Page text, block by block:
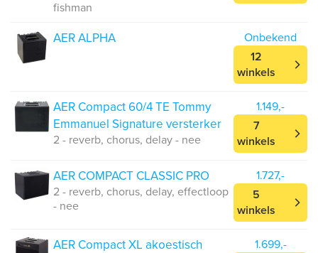
fishman
AER ALPHA
Onbekend
12
winkels
AER Compact 60/4 TE Tommy
Emmanuel Signature versterker
2 - reverb, chorus, delay - nee
1.149,-
7
winkels
AER COMPACT CLASSIC PRO
2 - reverb, chorus, delay, effectloop
- nee
1.727,-
5
winkels
AER Compact XL akoestisch
1.699,-